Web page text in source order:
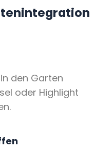
den Garten
oder Highlight